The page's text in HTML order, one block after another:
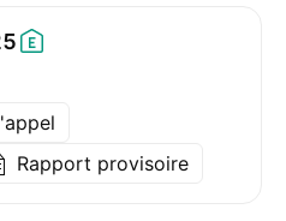
Rapport provisoire